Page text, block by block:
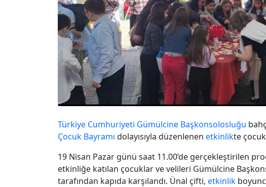
Türkiye Cumhuriyeti Gümülcine Başkonsolosluğu
Çocuk Bayramı dolayısıyla düzenlenen etkinlikte
19 Nisan Pazar günü saat 11.00’de gerçekleştirilen
etkinliğe katılan çocuklar ve velileri Gümülcine
tarafından kapıda karşılandı. Ünal çifti, etkinlik